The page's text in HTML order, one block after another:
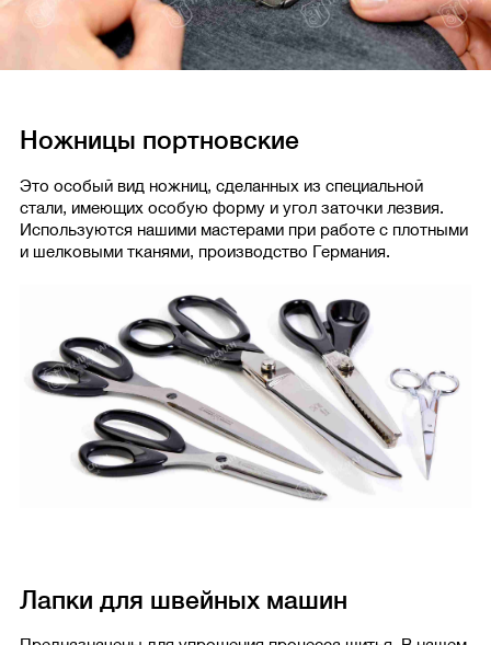
Ножницы портновские
Это особый вид ножниц, сделанных из специальной
стали, имеющих особую форму и угол заточки лезвия.
Используются нашими мастерами при работе с плотными
и шелковыми тканями, производство Германия.
Лапки для швейных машин